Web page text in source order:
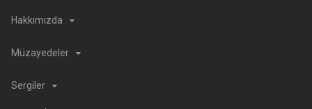
Hakkımızda
Müzayedeler
Sergiler